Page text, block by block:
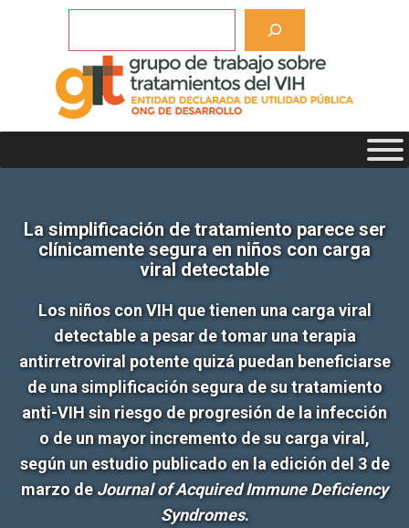
La simplificación de tratamiento parece ser
clínicamente segura en niños con carga
viral detectable
Los niños con VIH que tienen una carga viral
detectable a pesar de tomar una terapia
antirretroviral potente quizá puedan beneficiarse
de una simplificación segura de su tratamiento
anti-VIH sin riesgo de progresión de la infección
o de un mayor incremento de su carga viral,
según un estudio publicado en la edición del 3 de
marzo deJournal of Acquired Immune Deficiency
Syndromes.